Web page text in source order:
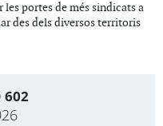
portes de més sindicats a
des dels diversos territoris
602